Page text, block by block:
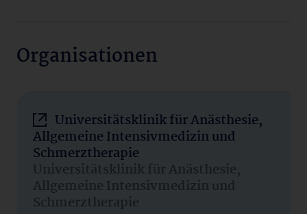
Organisationen
Universitätsklinik für Anästhesie,
Allgemeine Intensivmedizin und
Schmerztherapie
Universitätsklinik für Anästhesie,
Allgemeine Intensivmedizin und
Schmerztherapie